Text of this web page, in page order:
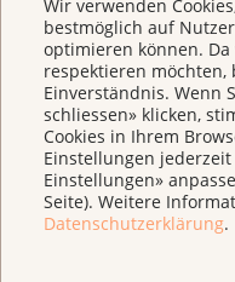
Wir verwenden
bestmöglich auf
optimieren können.
respektieren
Einverständnis. Wenn
schliessen» klicken,
Cookies in Ihrem
Einstellungen
Einstellungen»
Seite). Weitere
Datenschutzerklärung.
Empfohlene Bewegung für
Es ist sinnvoll,
Intensitäten zu
abwechslungsreicher.
Aktivitäten auf
Bewegung lässt sich